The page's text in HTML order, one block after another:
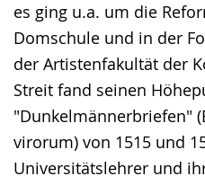
es ging u.a. um die
Domschule und in der
der Artistenfakultät der
Streit fand seinen
"Dunkelmännerbriefen"
virorum) von 1515 und
Universitätslehrer und